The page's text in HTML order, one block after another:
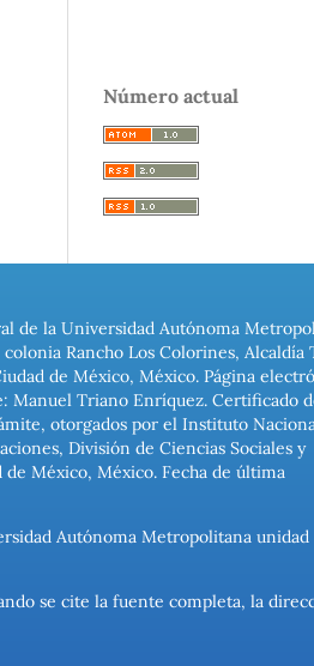
Número actual
de la Universidad Autónoma
Rancho Los Colorines, Alcaldía
de México, México. Página
Triano Enríquez. Certificado
otorgados por el Instituto
División de Ciencias Sociales y
de México, México. Fecha de última
Autónoma Metropolitana unidad
se cite la fuente completa, la